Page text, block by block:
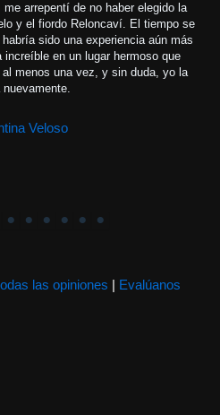
arrepentí de no haber elegido la
y el fiordo Reloncaví. El tiempo se
sido una experiencia aún más
en un lugar hermoso que
menos una vez, y sin duda, yo la
Veloso
las opiniones | Evalúanos